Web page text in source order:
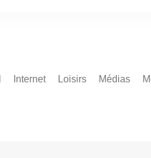
Internet Loisirs Médias